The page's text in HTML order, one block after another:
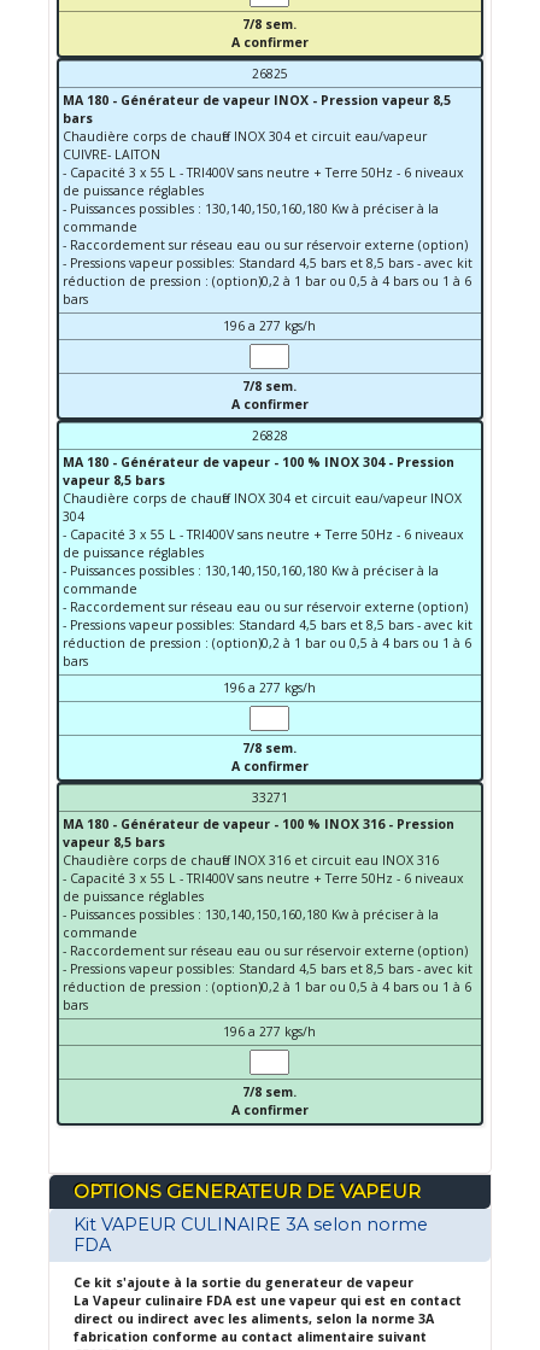
7/8 sem.
A confirmer
26825
MA 180 - Générateur de vapeur INOX - Pression vapeur 8,5
bars
Chaudière corps de chauffe INOX 304 et circuit eau/vapeur
CUIVRE- LAITON
- Capacité 3 x 55 L - TRI400V sans neutre + Terre 50Hz - 6 niveaux
de puissance réglables
- Puissances possibles : 130,140,150,160,180 Kw à préciser à la
commande
- Raccordement sur réseau eau ou sur réservoir externe (option)
- Pressions vapeur possibles: Standard 4,5 bars et 8,5 bars - avec kit
réduction de pression : (option)0,2 à 1 bar ou 0,5 à 4 bars ou 1 à 6
bars
196 a 277 kgs/h
7/8 sem.
A confirmer
26828
MA 180 - Générateur de vapeur - 100 % INOX 304 - Pression
vapeur 8,5 bars
Chaudière corps de chauffe INOX 304 et circuit eau/vapeur INOX
304
- Capacité 3 x 55 L - TRI400V sans neutre + Terre 50Hz - 6 niveaux
de puissance réglables
- Puissances possibles : 130,140,150,160,180 Kw à préciser à la
commande
- Raccordement sur réseau eau ou sur réservoir externe (option)
- Pressions vapeur possibles: Standard 4,5 bars et 8,5 bars - avec kit
réduction de pression : (option)0,2 à 1 bar ou 0,5 à 4 bars ou 1 à 6
bars
196 a 277 kgs/h
7/8 sem.
A confirmer
33271
MA 180 - Générateur de vapeur - 100 % INOX 316 - Pression
vapeur 8,5 bars
Chaudière corps de chauffe INOX 316 et circuit eau INOX 316
- Capacité 3 x 55 L - TRI400V sans neutre + Terre 50Hz - 6 niveaux
de puissance réglables
- Puissances possibles : 130,140,150,160,180 Kw à préciser à la
commande
- Raccordement sur réseau eau ou sur réservoir externe (option)
- Pressions vapeur possibles: Standard 4,5 bars et 8,5 bars - avec kit
réduction de pression : (option)0,2 à 1 bar ou 0,5 à 4 bars ou 1 à 6
bars
196 a 277 kgs/h
7/8 sem.
A confirmer
OPTIONS GENERATEUR DE VAPEUR
Kit VAPEUR CULINAIRE 3A selon norme
FDA
Ce kit s'ajoute à la sortie du generateur de vapeur
La Vapeur culinaire FDA est une vapeur qui est en contact
direct ou indirect avec les aliments, selon la norme 3A
fabrication conforme au contact alimentaire suivant